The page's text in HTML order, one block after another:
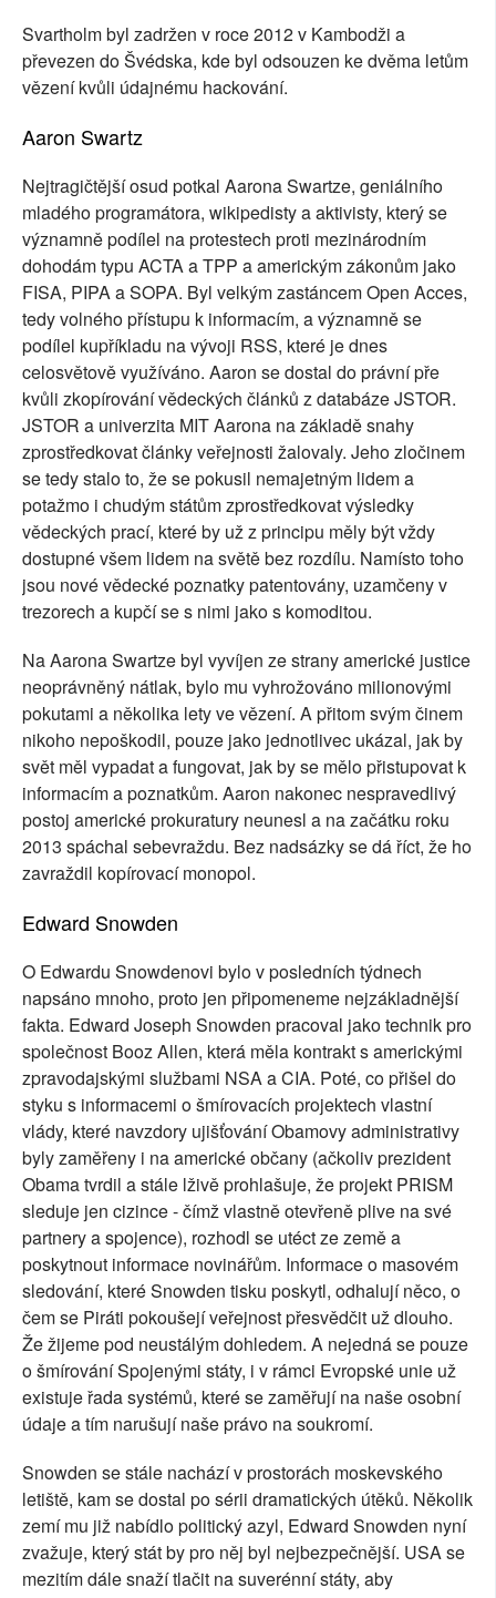
Svartholm byl zadržen v roce 2012 v Kambodži a
převezen do Švédska, kde byl odsouzen ke dvěma letům
vězení kvůli údajnému hackování.
Aaron Swartz
Nejtragičtější osud potkal Aarona Swartze, geniálního
mladého programátora, wikipedisty a aktivisty, který se
významně podílel na protestech proti mezinárodním
dohodám typu ACTA a TPP a americkým zákonům jako
FISA, PIPA a SOPA. Byl velkým zastáncem Open Acces,
tedy volného přístupu k informacím, a významně se
podílel kupříkladu na vývoji RSS, které je dnes
celosvětově využíváno. Aaron se dostal do právní pře
kvůli zkopírování vědeckých článků z databáze JSTOR.
JSTOR a univerzita MIT Aarona na základě snahy
zprostředkovat články veřejnosti žalovaly. Jeho zločinem
se tedy stalo to, že se pokusil nemajetným lidem a
potažmo i chudým státům zprostředkovat výsledky
vědeckých prací, které by už z principu měly být vždy
dostupné všem lidem na světě bez rozdílu. Namísto toho
jsou nové vědecké poznatky patentovány, uzamčeny v
trezorech a kupčí se s nimi jako s komoditou.
Na Aarona Swartze byl vyvíjen ze strany americké justice
neoprávněný nátlak, bylo mu vyhrožováno milionovými
pokutami a několika lety ve vězení. A přitom svým činem
nikoho nepoškodil, pouze jako jednotlivec ukázal, jak by
svět měl vypadat a fungovat, jak by se mělo přistupovat k
informacím a poznatkům. Aaron nakonec nespravedlivý
postoj americké prokuratury neunesl a na začátku roku
2013 spáchal sebevraždu. Bez nadsázky se dá říct, že ho
zavraždil kopírovací monopol.
Edward Snowden
O Edwardu Snowdenovi bylo v posledních týdnech
napsáno mnoho, proto jen připomeneme nejzákladnější
fakta. Edward Joseph Snowden pracoval jako technik pro
společnost Booz Allen, která měla kontrakt s americkými
zpravodajskými službami NSA a CIA. Poté, co přišel do
styku s informacemi o šmírovacích projektech vlastní
vlády, které navzdory ujišťování Obamovy administrativy
byly zaměřeny i na americké občany (ačkoliv prezident
Obama tvrdil a stále lživě prohlašuje, že projekt PRISM
sleduje jen cizince - čímž vlastně otevřeně plive na své
partnery a spojence), rozhodl se utéct ze země a
poskytnout informace novinářům. Informace o masovém
sledování, které Snowden tisku poskytl, odhalují něco, o
čem se Piráti pokoušejí veřejnost přesvědčit už dlouho.
Že žijeme pod neustálým dohledem. A nejedná se pouze
o šmírování Spojenými státy, i v rámci Evropské unie už
existuje řada systémů, které se zaměřují na naše osobní
údaje a tím narušují naše právo na soukromí.
Snowden se stále nachází v prostorách moskevského
letiště, kam se dostal po sérii dramatických útěků. Několik
zemí mu již nabídlo politický azyl, Edward Snowden nyní
zvažuje, který stát by pro něj byl nejbezpečnější. USA se
mezitím dále snaží tlačit na suverénní státy, aby